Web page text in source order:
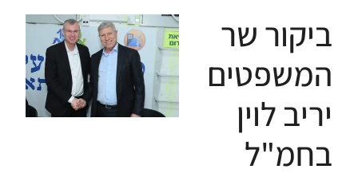
ביקור שר
המשפטים
יריב לוין
בחמ"ל